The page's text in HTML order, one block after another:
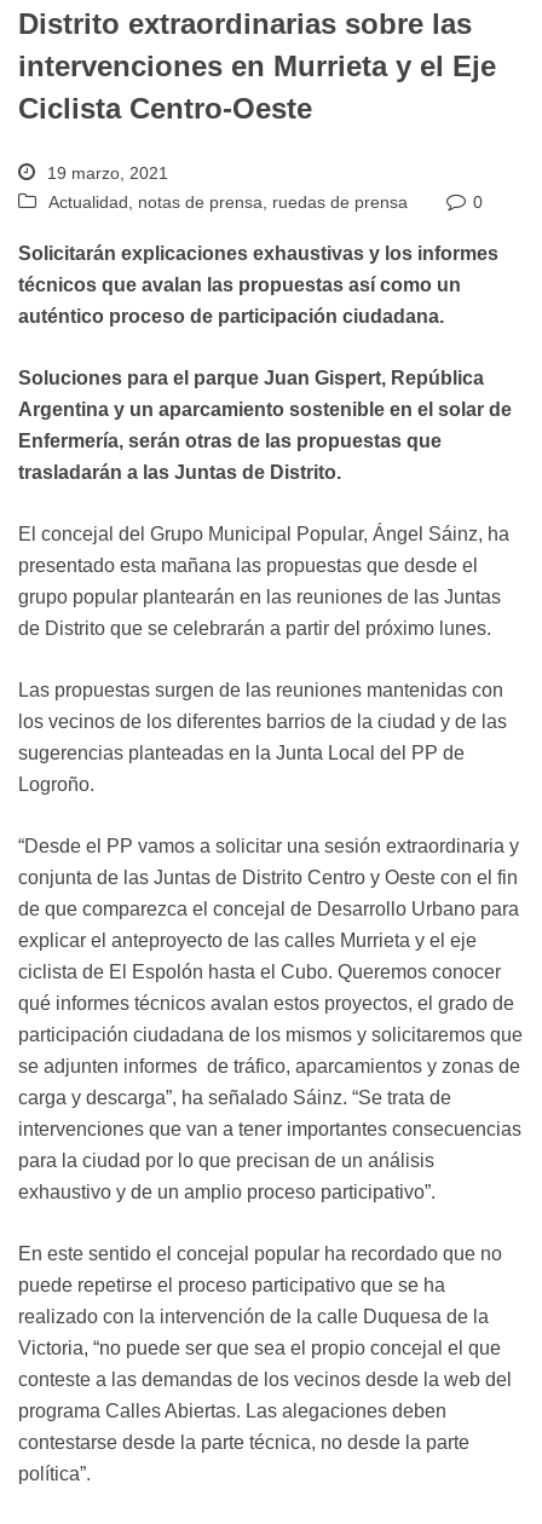
Distrito extraordinarias sobre las
intervenciones en Murrieta y el Eje
Ciclista Centro-Oeste
19 marzo, 2021
Actualidad
notas de prensa ruedas de prensa 0
Solicitarán explicaciones exhaustivas y los informes
técnicos que avalan las propuestas así como un
auténtico proceso de participación ciudadana.
Soluciones para el parque Juan Gispert, República
Argentina y un aparcamiento sostenible en el solar de
Enfermería, serán otras de las propuestas que
trasladarán a las Juntas de Distrito.
El concejal del Grupo Municipal Popular, Ángel Sáinz, ha
presentado esta mañana las propuestas que desde el
grupo popular plantearán en las reuniones de las Juntas
de Distrito que se celebrarán a partir del próximo lunes.
Las propuestas surgen de las reuniones mantenidas con
los vecinos de los diferentes barrios de la ciudad y de las
sugerencias planteadas en la Junta Local del PP de
Logroño.
“Desde el PP vamos a solicitar una sesión extraordinaria y
conjunta de las Juntas de Distrito Centro y Oeste con el fin
de que comparezca el concejal de Desarrollo Urbano para
explicar el anteproyecto de las calles Murrieta y el eje
ciclista de El Espolón hasta el Cubo. Queremos conocer
qué informes técnicos avalan estos proyectos, el grado de
participación ciudadana de los mismos y solicitaremos que
se adjunten informes de tráfico, aparcamientos y zonas de
carga y descarga”, ha señalado Sáinz. “Se trata de
intervenciones que van a tener importantes consecuencias
para la ciudad por lo que precisan de un análisis
exhaustivo y de un amplio proceso participativo”.
En este sentido el concejal popular ha recordado que no
puede repetirse el proceso participativo que se ha
realizado con la intervención de la calle Duquesa de la
Victoria, “no puede ser que sea el propio concejal el que
conteste a las demandas de los vecinos desde la web del
programa Calles Abiertas. Las alegaciones deben
contestarse desde la parte técnica, no desde la parte
política”.